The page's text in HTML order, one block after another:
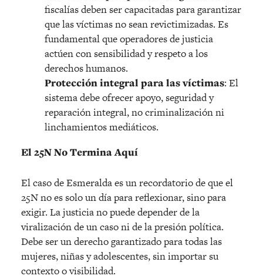
fiscalías deben ser capacitadas para garantizar
que las víctimas no sean revictimizadas. Es
fundamental que operadores de justicia
actúen con sensibilidad y respeto a los
derechos humanos.
Protección integral para las víctimas: El
sistema debe ofrecer apoyo, seguridad y
reparación integral, no criminalización ni
linchamientos mediáticos.
El 25N No Termina Aquí
El caso de Esmeralda es un recordatorio de que el
25N no es solo un día para reflexionar, sino para
exigir. La justicia no puede depender de la
viralización de un caso ni de la presión política.
Debe ser un derecho garantizado para todas las
mujeres, niñas y adolescentes, sin importar su
contexto o visibilidad.